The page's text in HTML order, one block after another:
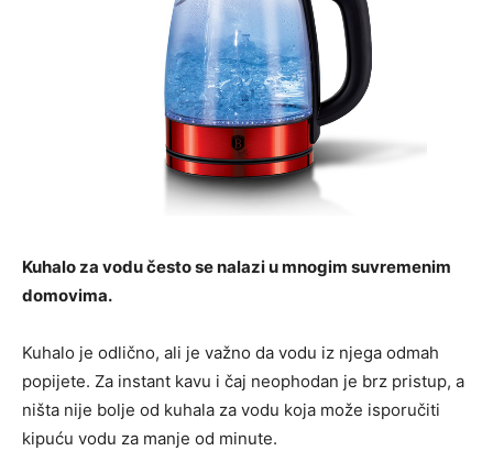
Kuhalo za vodu često se nalazi u mnogim suvremenim
domovima.
Kuhalo je odlično, ali je važno da vodu iz njega odmah
popijete. Za instant kavu i čaj neophodan je brz pristup, a
ništa nije bolje od kuhala za vodu koja može isporučiti
kipuću vodu za manje od minute.